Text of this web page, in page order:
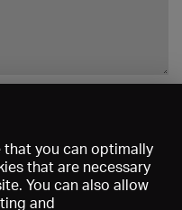
that you can optimally
that are necessary
You can also allow
and